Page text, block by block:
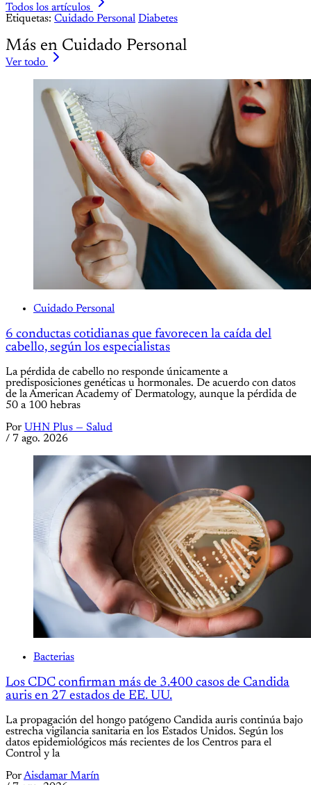
Todos los artículos
Etiquetas: Cuidado Personal Diabetes
Más en Cuidado Personal
Ver todo
Cuidado Personal
6 conductas cotidianas que favorecen la caída del
cabello, según los especialistas
La pérdida de cabello no responde únicamente a
predisposiciones genéticas u hormonales. De acuerdo con datos
de la American Academy of Dermatology, aunque la pérdida de
50 a 100 hebras
Por UHN Plus — Salud
/ 7 ago. 2026
Bacterias
Los CDC confirman más de 3.400 casos de Candida
auris en 27 estados de EE. UU.
La propagación del hongo patógeno Candida auris continúa bajo
estrecha vigilancia sanitaria en los Estados Unidos. Según los
datos epidemiológicos más recientes de los Centros para el
Control y la
PorAisdamar Marín